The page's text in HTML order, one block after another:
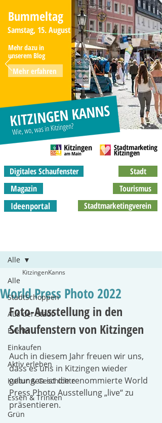
Bummeltag
Samstag, 15. August
Mehr dazu in
unserem Blog
Mehr erfahren
Stadt
Digitales Schaufenster
Magazin
Ideenportal
Tourismus
Stadtmarketingverein
Alle
StadtSchoppen
Aus der Stadt
Events
Einkaufen
Aktiv erleben
Kultur & Geschichte
Essen & Trinken
Grün
Alle
World Press Photo 2022
KitzingenKanns
Foto-Ausstellung in den
Schaufenstern von Kitzingen
Auch in diesem Jahr freuen wir uns,
dass es uns in Kitzingen wieder
gelungen ist die renommierte World
Press Photo Ausstellung „live“ zu
präsentieren.